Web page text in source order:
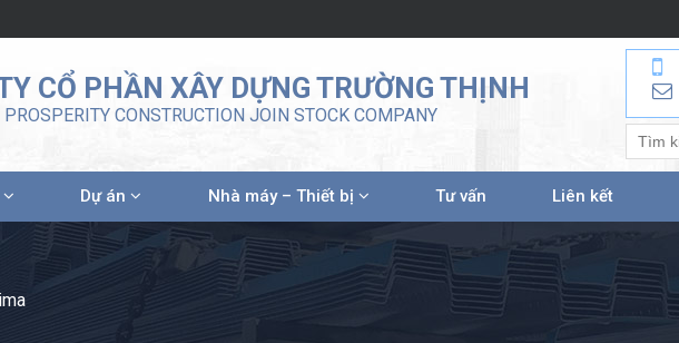
CỔ PHẦN XÂY DỰNG TRƯỜNG THỊNH
PROSPERITY CONSTRUCTION JOIN STOCK COMPANY
Dự án Nhà máy – Thiết bị Tư vấn Liên kết